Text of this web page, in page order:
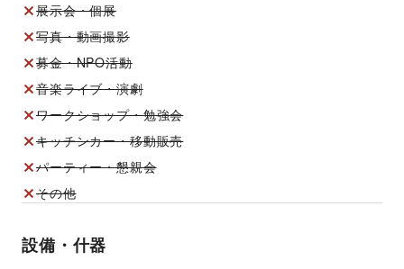
展示会・個展
写真・動画撮影
募金・NPO活動
音楽ライブ・演劇
ワークショップ・勉強会
キッチンカー・移動販売
パーティー・懇親会
その他
設備・什器